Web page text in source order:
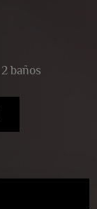
2 baños